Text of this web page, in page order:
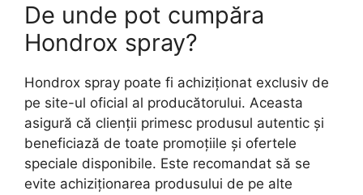
De unde pot cumpăra
Hondrox spray?
Hondrox spray poate fi achiziționat exclusiv de
pe site-ul oficial al producătorului. Aceasta
asigură că clienții primesc produsul autentic și
beneficiază de toate promoțiile și ofertele
speciale disponibile. Este recomandat să se
evite achiziționarea produsului de pe alte